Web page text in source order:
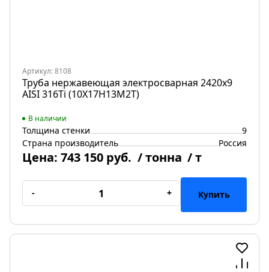
Артикул: 8108
Труба нержавеющая электросварная 2420х9
AISI 316Ti (10Х17Н13М2Т)
В наличии
Толщина стенки
9
Страна производитель
Россия
Цена: 743 150 руб. / тонна / т
- + Купить